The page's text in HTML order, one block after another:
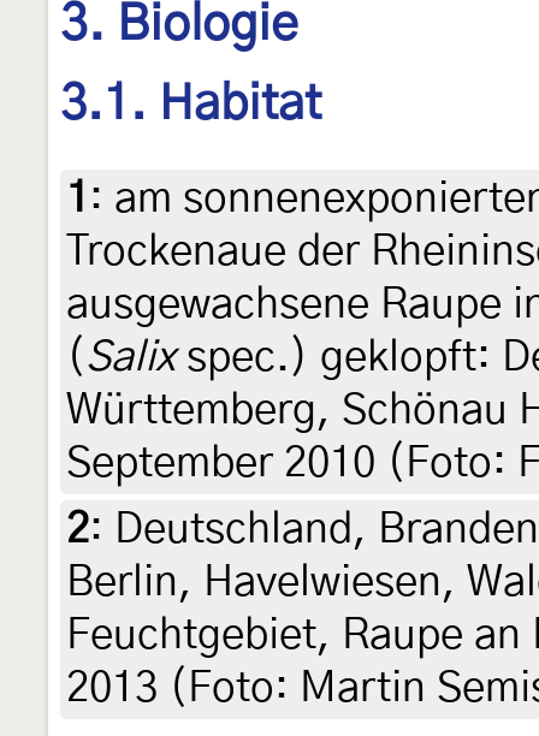
3. Biologie
3.1. Habitat
1 : am
Trockenaue der
ausgewachsene Raupe
( Salixspec.) geklopft:
Württemberg, Schönau
September 2010 (Foto:
2: Deutschland,
Berlin, Havelwiesen,
Feuchtgebiet, Raupe
2013 (Foto: Martin